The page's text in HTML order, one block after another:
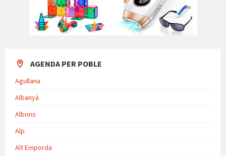
AGENDA PER POBLE
Agullana
Albanyà
Albons
Alp
Alt Emporda